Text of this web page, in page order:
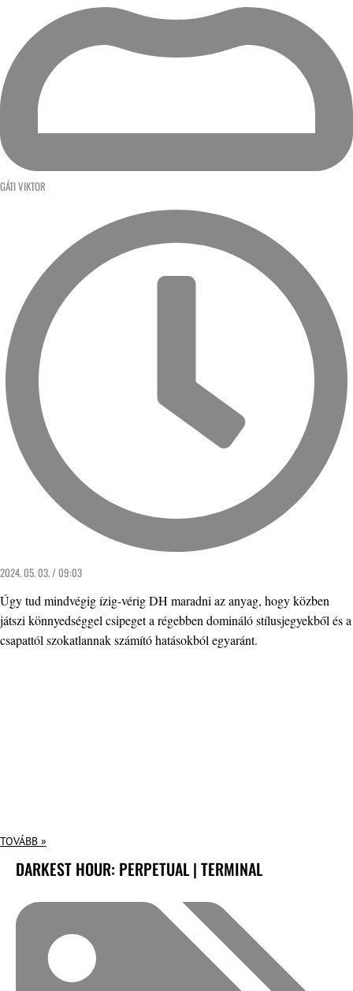
GÁTI VIKTOR
2024. 05. 03. / 09:03
Úgy tud mindvégig ízig-vérig DH maradni az anyag, hogy közben
játszi könnyedséggel csipeget a régebben domináló stílusjegyekből és a
csapattól szokatlannak számító hatásokból egyaránt.
TOVÁBB »
DARKEST HOUR: PERPETUAL | TERMINAL